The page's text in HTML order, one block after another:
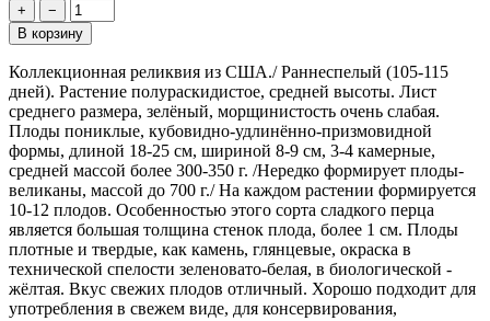
+
−
В корзину
Коллекционная реликвия из США./ Раннеспелый (105-115
дней). Растение полураскидистое, средней высоты. Лист
среднего размера, зелёный, морщинистость очень слабая.
Плоды пониклые, кубовидно-удлинённо-призмовидной
формы, длиной 18-25 см, шириной 8-9 см, 3-4 камерные,
средней массой более 300-350 г. /Нередко формирует плоды-
великаны, массой до 700 г./ На каждом растении формируется
10-12 плодов. Особенностью этого сорта сладкого перца
является большая толщина стенок плода, более 1 см. Плоды
плотные и твердые, как камень, глянцевые, окраска в
технической спелости зеленовато-белая, в биологической -
жёлтая. Вкус свежих плодов отличный. Хорошо подходит для
употребления в свежем виде, для консервирования,